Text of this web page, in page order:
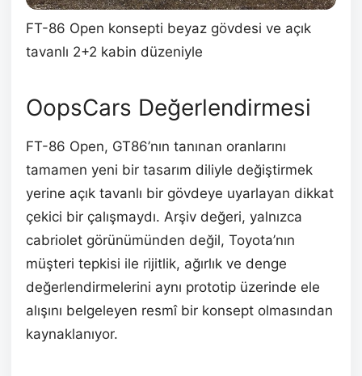
FT-86 Open konsepti beyaz gövdesi ve açık
tavanlı 2+2 kabin düzeniyle
OopsCars Değerlendirmesi
FT-86 Open, GT86’nın tanınan oranlarını
tamamen yeni bir tasarım diliyle değiştirmek
yerine açık tavanlı bir gövdeye uyarlayan dikkat
çekici bir çalışmaydı. Arşiv değeri, yalnızca
cabriolet görünümünden değil, Toyota’nın
müşteri tepkisi ile rijitlik, ağırlık ve denge
değerlendirmelerini aynı prototip üzerinde ele
alışını belgeleyen resmî bir konsept olmasından
kaynaklanıyor.